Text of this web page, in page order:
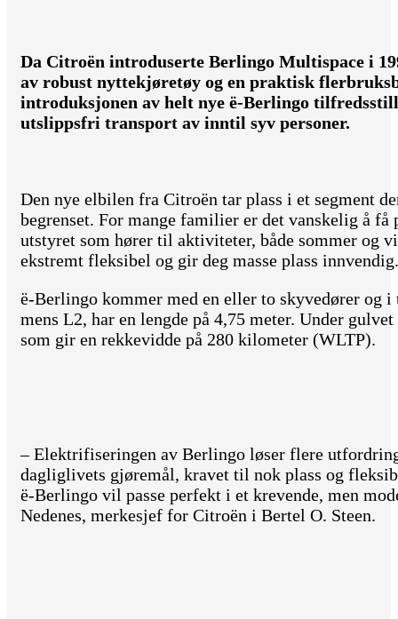
Da Citroën introduserte Berlingo Multispace i
av robust nyttekjøretøy og en praktisk
introduksjonen av helt nye ë-Berlingo
utslippsfri transport av inntil syv personer.
Den nye elbilen fra Citroën tar plass i et segment
begrenset. For mange familier er det vanskelig å få
utstyret som hører til aktiviteter, både sommer og
ekstremt fleksibel og gir deg masse plass
ë-Berlingo kommer med en eller to skyvedører og
mens L2, har en lengde på 4,75 meter. Under
som gir en rekkevidde på 280 kilometer (WLTP).
– Elektrifiseringen av Berlingo løser flere
dagliglivets gjøremål, kravet til nok plass og
ë-Berlingo vil passe perfekt i et krevende, men
Nedenes, merkesjef for Citroën i Bertel O. Steen.